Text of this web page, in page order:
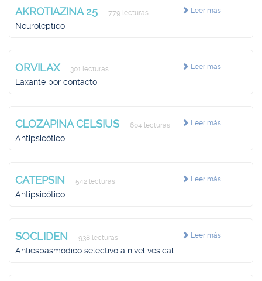
Leer más
AKROTIAZINA 25 779 lecturas
Neuroléptico
Leer más
ORVILAX 301 lecturas
Laxante por contacto
Leer más
CLOZAPINA CELSIUS 604 lecturas
Antipsicótico
Leer más
CATEPSIN 542 lecturas
Antipsicótico
Leer más
SOCLIDEN 938 lecturas
Antiespasmódico selectivo a nivel vesical